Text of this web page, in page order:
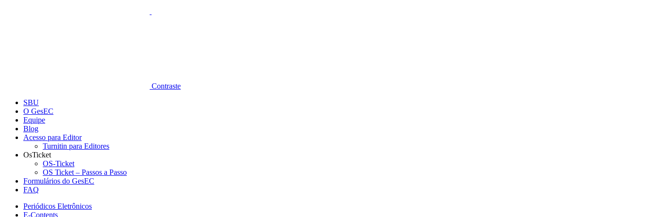
Contraste
SBU
O GesEC
Equipe
Blog
Acesso para Editor
Turnitin para Editores
OsTicket
OS-Ticket
OS Ticket – Passos a Passo
Formulários do GesEC
FAQ
Periódicos Eletrônicos
E-Contents